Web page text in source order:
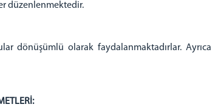
düzenlenmektedir.
dönüşümlü olarak faydalanmaktadırlar.